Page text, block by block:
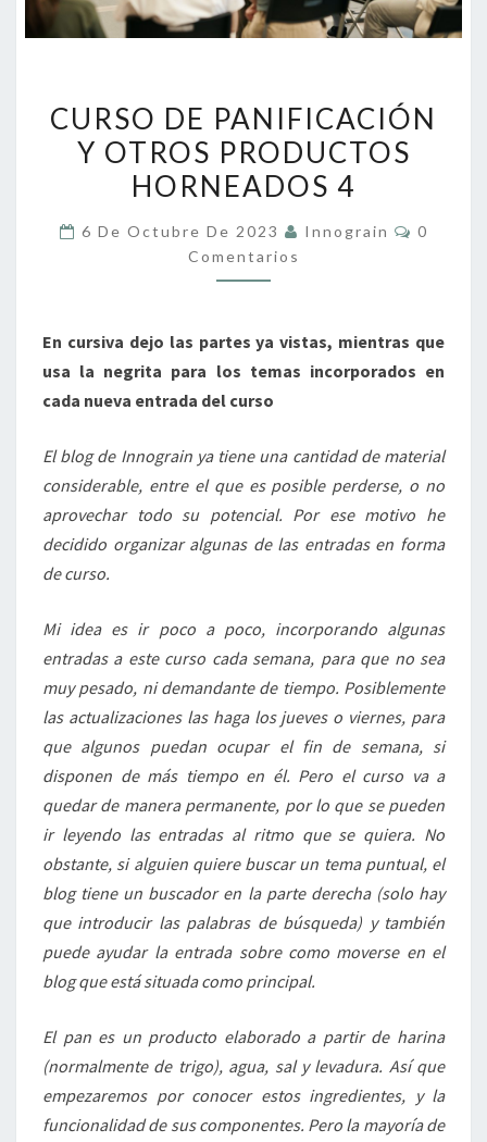
DE
PANIFICACIÓN
Y
PRODUCTOS
CURSO DE PANIFICACIÓN
Y OTROS PRODUCTOS
HORNEADOS 4
6 De Octubre De 2023 Innograin
0
Comentarios
En cursiva dejo las partes ya vistas, mientras que
usa la negrita para los temas incorporados en
cada nueva entrada del curso
El blog de Innograin ya tiene una cantidad de material
considerable, entre el que es posible perderse, o no
aprovechar todo su potencial. Por ese motivo he
decidido organizar algunas de las entradas en forma
de curso.
Mi idea es ir poco a poco, incorporando algunas
entradas a este curso cada semana, para que no sea
muy pesado, ni demandante de tiempo. Posiblemente
las actualizaciones las haga los jueves o viernes, para
que algunos puedan ocupar el fin de semana, si
disponen de más tiempo en él. Pero el curso va a
quedar de manera permanente, por lo que se pueden
ir leyendo las entradas al ritmo que se quiera. No
obstante, si alguien quiere buscar un tema puntual, el
blog tiene un buscador en la parte derecha (solo hay
que introducir las palabras de búsqueda) y también
puede ayudar la entrada sobre como moverse en el
blog que está situada como principal.
El pan es un producto elaborado a partir de harina
(normalmente de trigo), agua, sal y levadura. Así que
empezaremos por conocer estos ingredientes, y la
funcionalidad de sus componentes. Pero la mayoría de